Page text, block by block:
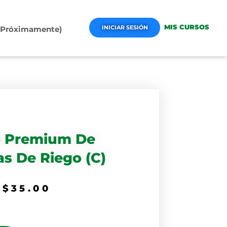
INICIAR SESIÓN MIS CURSOS
Premium De
De Riego (C)
$ 35.00